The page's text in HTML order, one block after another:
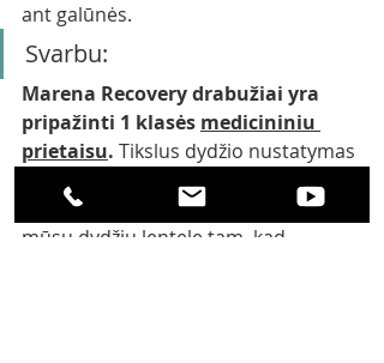
ant galūnės.
Svarbu:
Marena Recovery drabužiai yra
pripažinti 1 klasės medicininiu
prietaisu. Tikslus dydžio nustatymas
yra labai svarbus siekiant optimalaus
poveikio. Išsimatuokite  naudokite
mūsų dydžių lentelę tam, kad